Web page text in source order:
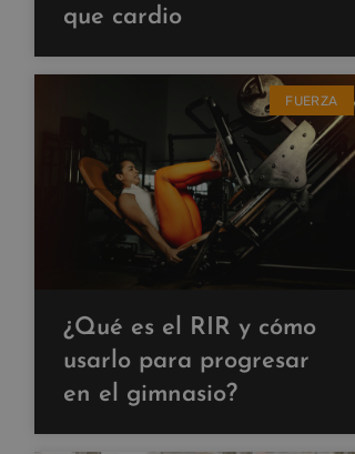
que cardio
FUERZA
¿Qué es el RIR y cómo
usarlo para progresar
en el gimnasio?